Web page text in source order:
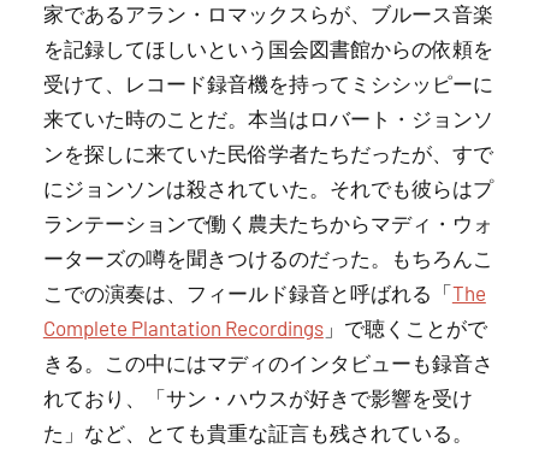
家であるアラン・ロマックスらが、ブルース音楽
を記録してほしいという国会図書館からの依頼を
受けて、レコード録音機を持ってミシシッピーに
来ていた時のことだ。本当はロバート・ジョンソ
ンを探しに来ていた民俗学者たちだったが、すで
にジョンソンは殺されていた。それでも彼らはプ
ランテーションで働く農夫たちからマディ・ウォ
ーターズの噂を聞きつけるのだった。もちろんこ
こでの演奏は、フィールド録音と呼ばれる「The
Complete Plantation Recordings」で聴くことがで
きる。この中にはマディのインタビューも録音さ
れており、「サン・ハウスが好きで影響を受け
た」など、とても貴重な証言も残されている。